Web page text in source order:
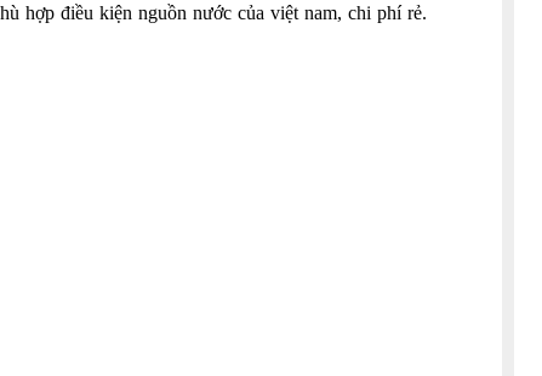
hợp điều kiện nguồn nước của việt nam, chi phí rẻ.